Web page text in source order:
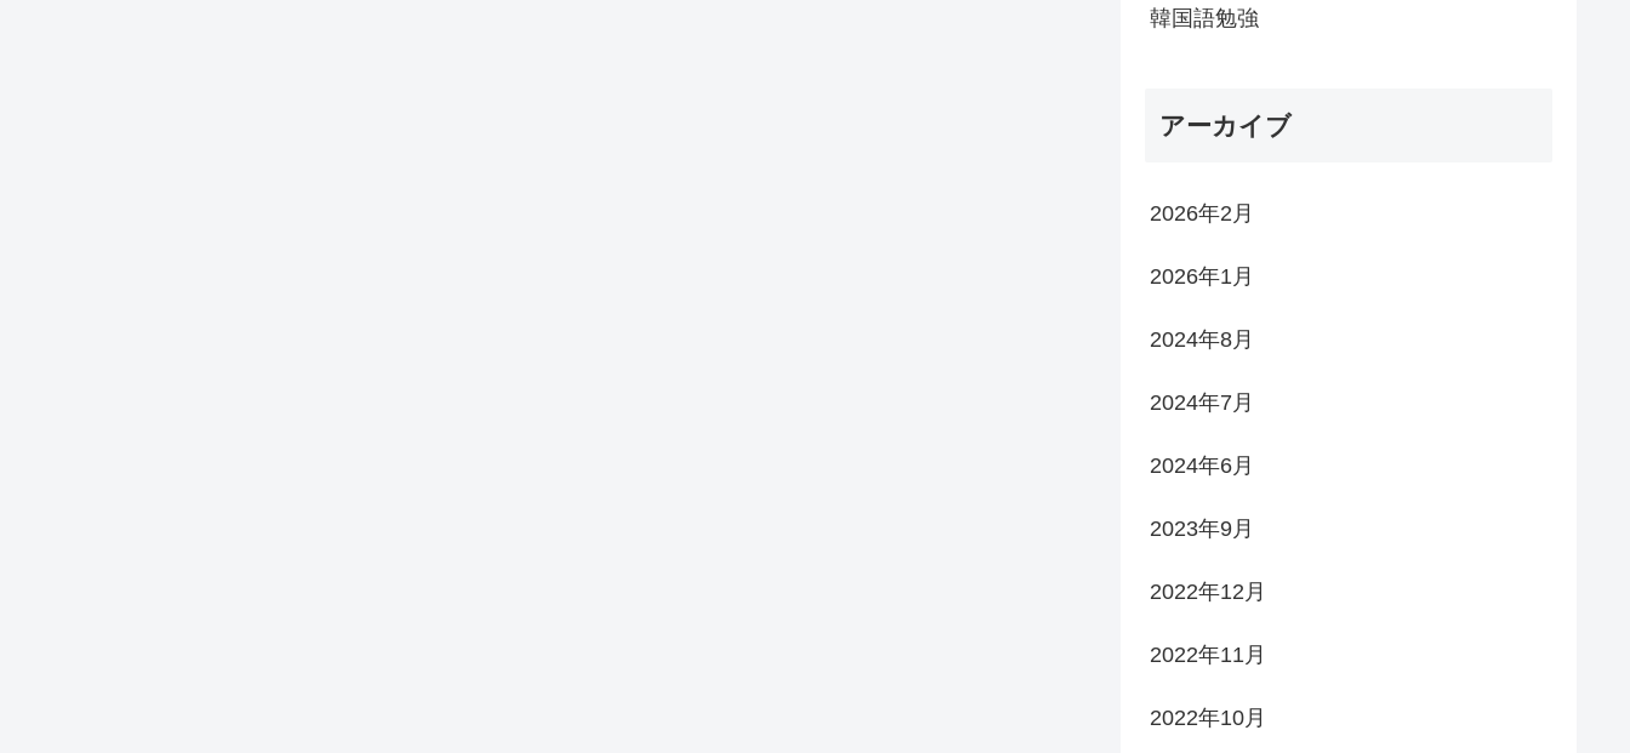
韓国語勉強
アーカイブ
2026年2月
2026年1月
2024年8月
2024年7月
2024年6月
2023年9月
2022年12月
2022年11月
2022年10月